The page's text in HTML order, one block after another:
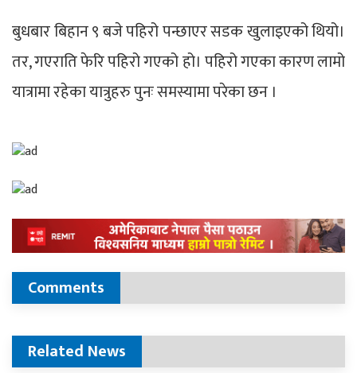
बुधबार बिहान ९ बजे पहिरो पन्छाएर सडक खुलाइएको थियो।
तर, गएराति फेरि पहिरो गएको हो। पहिरो गएका कारण लामो
यात्रामा रहेका यात्रुहरु पुनः समस्यामा परेका छन ।
Comments
Related News